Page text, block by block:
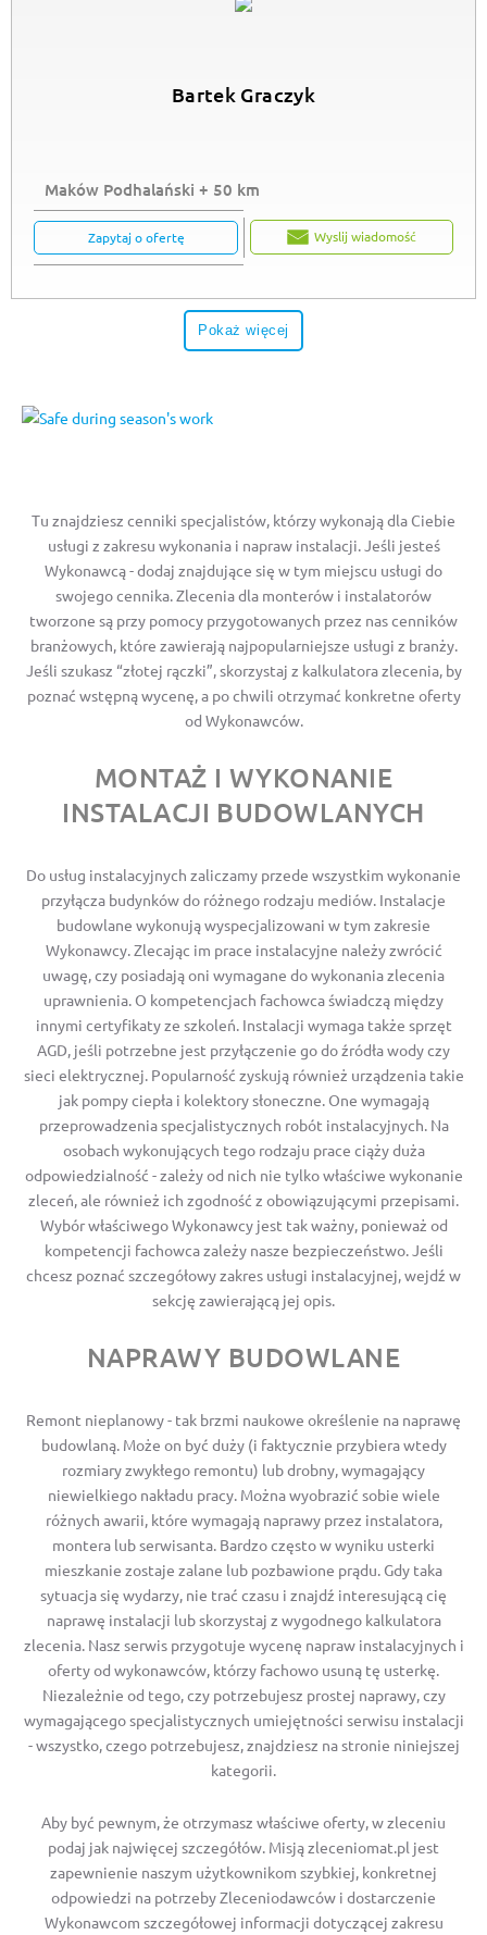
Bartek Graczyk
Maków Podhalański + 50 km
Zapytaj o ofertę Wyslij wiadomość
Pokaż więcej
Tu znajdziesz cenniki specjalistów, którzy wykonają dla Ciebie
usługi z zakresu wykonania i napraw instalacji. Jeśli jesteś
Wykonawcą - dodaj znajdujące się w tym miejscu usługi do
swojego cennika. Zlecenia dla monterów i instalatorów
tworzone są przy pomocy przygotowanych przez nas cenników
branżowych, które zawierają najpopularniejsze usługi z branży.
Jeśli szukasz “złotej rączki”, skorzystaj z kalkulatora zlecenia, by
poznać wstępną wycenę, a po chwili otrzymać konkretne oferty
od Wykonawców.
MONTAŻ I WYKONANIE
INSTALACJI BUDOWLANYCH
Do usług instalacyjnych zaliczamy przede wszystkim wykonanie
przyłącza budynków do różnego rodzaju mediów. Instalacje
budowlane wykonują wyspecjalizowani w tym zakresie
Wykonawcy. Zlecając im prace instalacyjne należy zwrócić
uwagę, czy posiadają oni wymagane do wykonania zlecenia
uprawnienia. O kompetencjach fachowca świadczą między
innymi certyfikaty ze szkoleń. Instalacji wymaga także sprzęt
AGD, jeśli potrzebne jest przyłączenie go do źródła wody czy
sieci elektrycznej. Popularność zyskują również urządzenia takie
jak pompy ciepła i kolektory słoneczne. One wymagają
przeprowadzenia specjalistycznych robót instalacyjnych. Na
osobach wykonujących tego rodzaju prace ciąży duża
odpowiedzialność - zależy od nich nie tylko właściwe wykonanie
zleceń, ale również ich zgodność z obowiązującymi przepisami.
Wybór właściwego Wykonawcy jest tak ważny, ponieważ od
kompetencji fachowca zależy nasze bezpieczeństwo. Jeśli
chcesz poznać szczegółowy zakres usługi instalacyjnej, wejdź w
sekcję zawierającą jej opis.
NAPRAWY BUDOWLANE
Remont nieplanowy - tak brzmi naukowe określenie na naprawę
budowlaną. Może on być duży (i faktycznie przybiera wtedy
rozmiary zwykłego remontu) lub drobny, wymagający
niewielkiego nakładu pracy. Można wyobrazić sobie wiele
różnych awarii, które wymagają naprawy przez instalatora,
montera lub serwisanta. Bardzo często w wyniku usterki
mieszkanie zostaje zalane lub pozbawione prądu. Gdy taka
sytuacja się wydarzy, nie trać czasu i znajdź interesującą cię
naprawę instalacji lub skorzystaj z wygodnego kalkulatora
zlecenia. Nasz serwis przygotuje wycenę napraw instalacyjnych i
oferty od wykonawców, którzy fachowo usuną tę usterkę.
Niezależnie od tego, czy potrzebujesz prostej naprawy, czy
wymagającego specjalistycznych umiejętności serwisu instalacji
- wszystko, czego potrzebujesz, znajdziesz na stronie niniejszej
kategorii.
Aby być pewnym, że otrzymasz właściwe oferty, w zleceniu
podaj jak najwięcej szczegółów. Misją zleceniomat.pl jest
zapewnienie naszym użytkownikom szybkiej, konkretnej
odpowiedzi na potrzeby Zleceniodawców i dostarczenie
Wykonawcom szczegółowej informacji dotyczącej zakresu